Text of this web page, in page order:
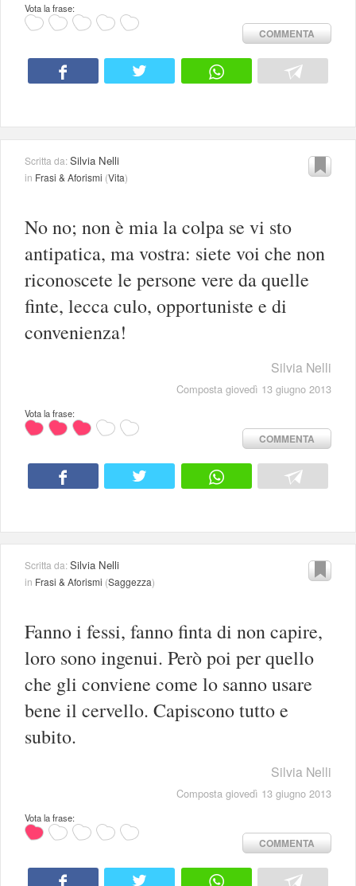
Vota la frase:
COMMENTA
Scritta da:Silvia Nelli
in Frasi & Aforismi (Vita)
No no; non è mia la colpa se vi sto
antipatica, ma vostra: siete voi che non
riconoscete le persone vere da quelle
finte, lecca culo, opportuniste e di
convenienza!
Silvia Nelli
Composta giovedì 13 giugno 2013
Vota la frase:
COMMENTA
Scritta da:Silvia Nelli
in Frasi & Aforismi (Saggezza)
Fanno i fessi, fanno finta di non capire,
loro sono ingenui. Però poi per quello
che gli conviene come lo sanno usare
bene il cervello. Capiscono tutto e
subito.
Silvia Nelli
Composta giovedì 13 giugno 2013
Vota la frase:
COMMENTA